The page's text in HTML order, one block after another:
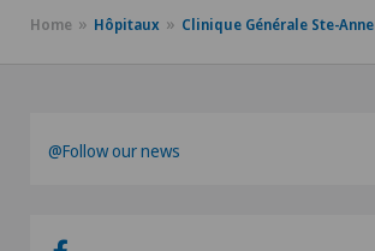
Pour plus d'informations
Home Hôpitaux Clinique Générale Ste-Anne
@Follow our news